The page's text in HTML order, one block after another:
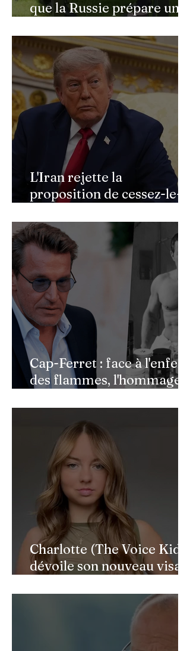
que la Russie prépare une
militaire à l'automne
L'Iran rejette la
proposition de cessez-le-
Cap-Ferret : face à l'enfer
des flammes, l'hommage
héros de l'ombre
Charlotte (The Voice Kids)
dévoile son nouveau visage
faciale : une renaissance
bouleversante pour ses 16